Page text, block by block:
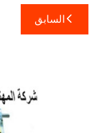
تصفّح
المقالات
السابق